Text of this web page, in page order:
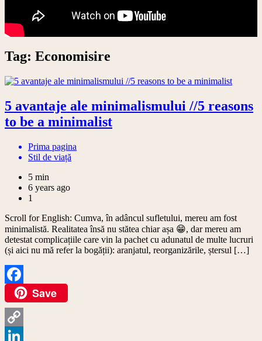
Tag: Economisire
5 avantaje ale minimalismului //5 reasons
to be a minimalist
Prima pagina
Stil de viață
5 min
6 years ago
1
Scroll for English: Cumva, în adâncul sufletului, mereu am fost
minimalistă. Realitatea însă nu stătea chiar așa 😁, dar mereu am
detestat complicațiile care vin la pachet cu adunatul de multe lucruri
(și aici nu mă refer la bogății): aranjatul, reorganizările, ștersul […]
FacebookSave
Copy